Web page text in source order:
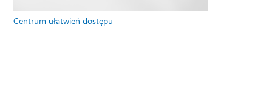
Centrum ułatwień dostępu